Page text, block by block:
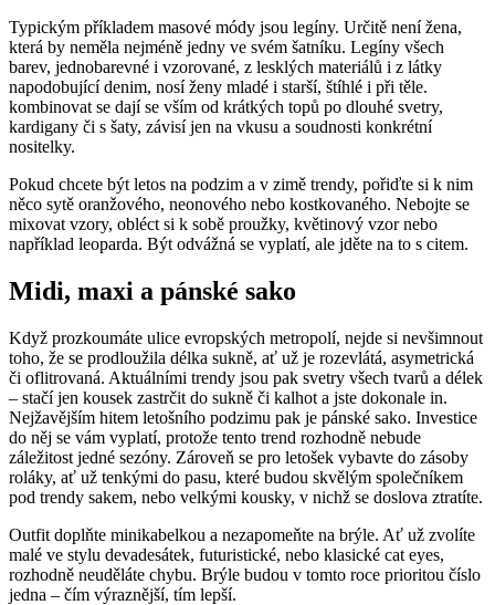
Typickým příkladem masové módy jsou legíny. Určitě není žena,
která by neměla nejméně jedny ve svém šatníku. Legíny všech
barev, jednobarevné i vzorované, z lesklých materiálů i z látky
napodobující denim, nosí ženy mladé i starší, štíhlé i při těle.
kombinovat se dají se vším od krátkých topů po dlouhé svetry,
kardigany či s šaty, závisí jen na vkusu a soudnosti konkrétní
nositelky.
Pokud chcete být letos na podzim a v zimě trendy, pořiďte si k nim
něco sytě oranžového, neonového nebo kostkovaného. Nebojte se
mixovat vzory, obléct si k sobě proužky, květinový vzor nebo
například leoparda. Být odvážná se vyplatí, ale jděte na to s citem.
Midi, maxi a pánské sako
Když prozkoumáte ulice evropských metropolí, nejde si nevšimnout
toho, že se prodloužila délka sukně, ať už je rozevlátá, asymetrická
či oflitrovaná. Aktuálními trendy jsou pak svetry všech tvarů a délek
– stačí jen kousek zastrčit do sukně či kalhot a jste dokonale in.
Nejžavějším hitem letošního podzimu pak je pánské sako. Investice
do něj se vám vyplatí, protože tento trend rozhodně nebude
záležitost jedné sezóny. Zároveň se pro letošek vybavte do zásoby
roláky, ať už tenkými do pasu, které budou skvělým společníkem
pod trendy sakem, nebo velkými kousky, v nichž se doslova ztratíte.
Outfit doplňte minikabelkou a nezapomeňte na brýle. Ať už zvolíte
malé ve stylu devadesátek, futuristické, nebo klasické cat eyes,
rozhodně neuděláte chybu. Brýle budou v tomto roce prioritou číslo
jedna – čím výraznější, tím lepší.